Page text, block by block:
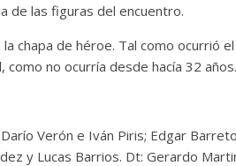
de las figuras del encuentro.
chapa de héroe. Tal como ocurrió
como no ocurría desde hacía 32 años.
Verón e Iván Piris; Edgar
y Lucas Barrios. Dt: Gerardo